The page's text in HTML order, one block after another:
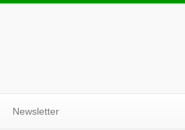
Newsletter